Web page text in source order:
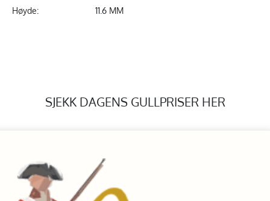
Høyde:
11.6 MM
SJEKK DAGENS GULLPRISER HER